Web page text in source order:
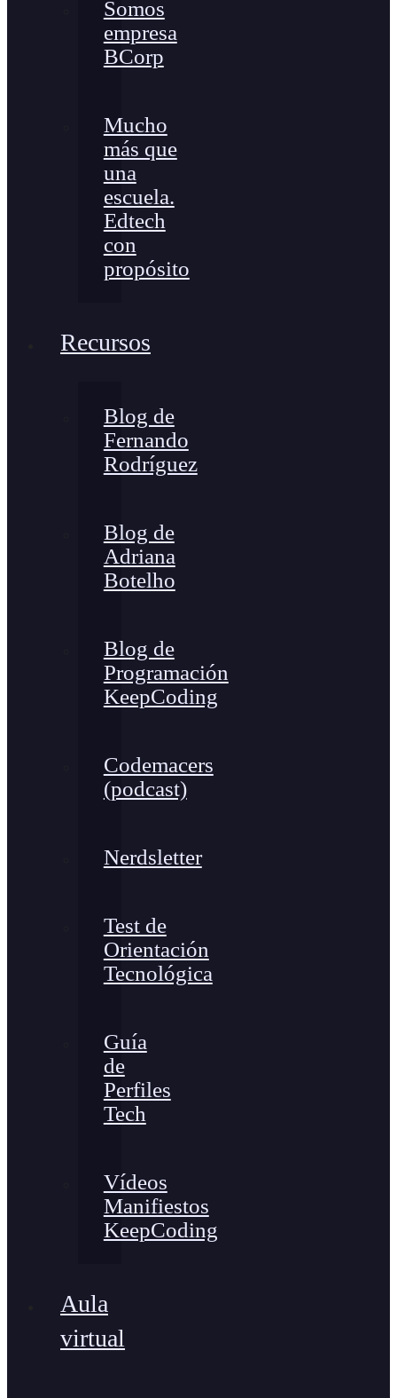
Somos
empresa
BCorp
Mucho
más que
una
escuela.
Edtech
con
propósito
Recursos
Blog de
Fernando
Rodríguez
Blog de
Adriana
Botelho
Blog de
Programación
KeepCoding
Codemacers
(podcast)
Nerdsletter
Test de
Orientación
Tecnológica
Guía
de
Perfiles
Tech
Vídeos
Manifiestos
KeepCoding
Aula
virtual